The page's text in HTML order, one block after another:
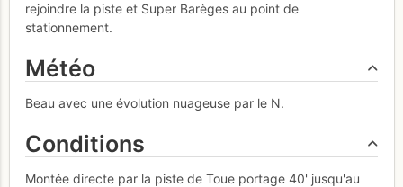
rejoindre la piste et Super Barèges au point de
stationnement.
Météo
Beau avec une évolution nuageuse par le N.
Conditions
Montée directe par la piste de Toue portage 40' jusqu'au